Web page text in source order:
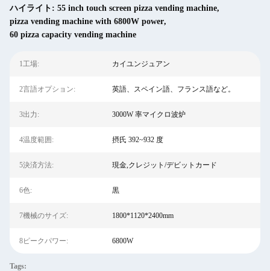
ハイライト: 55 inch touch screen pizza vending machine,
pizza vending machine with 6800W power,
60 pizza capacity vending machine
1工場: カイユンジュアン
2言語オプション: 英語、スペイン語、フランス語など。
3出力: 3000W 率マイクロ波炉
4温度範囲: 摂氏 392~932 度
5決済方法: 現金,クレジット/デビットカード
6色: 黒
7機械のサイズ: 1800*1120*2400mm
8ピークパワー: 6800W
Tags: